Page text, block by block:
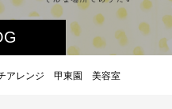
アレンジ 甲東園 美容室